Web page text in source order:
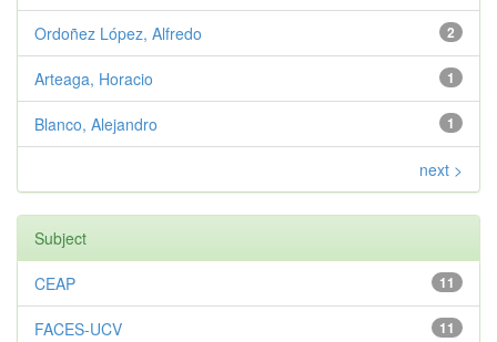
2
Ordoñez López, Alfredo
1
Arteaga, Horacio
1
Blanco, Alejandro
next >
Subject
11
CEAP
11
FACES-UCV